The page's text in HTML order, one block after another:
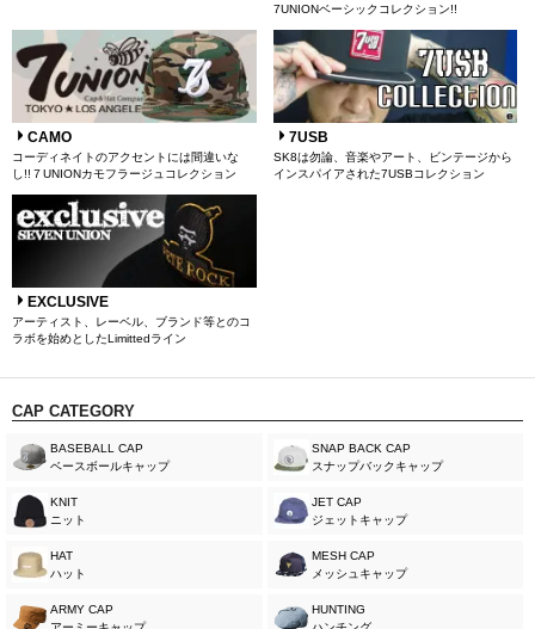
7UNIONベーシックコレクション!!
CAMO
コーディネイトのアクセントには間違いな
し!!７UNIONカモフラージュコレクション
7USB
SK8は勿論、音楽やアート、ビンテージから
インスパイアされた7USBコレクション
EXCLUSIVE
アーティスト、レーベル、ブランド等とのコ
ラボを始めとしたLimittedライン
CAP CATEGORY
BASEBALL CAP
ベースボールキャップ
SNAP BACK CAP
スナップバックキャップ
KNIT
ニット
JET CAP
ジェットキャップ
HAT
ハット
MESH CAP
メッシュキャップ
ARMY CAP
HUNTING